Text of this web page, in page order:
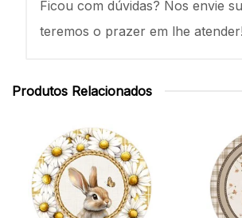
Ficou com dúvidas? Nos envie
teremos o prazer em lhe atender!
Produtos Relacionados